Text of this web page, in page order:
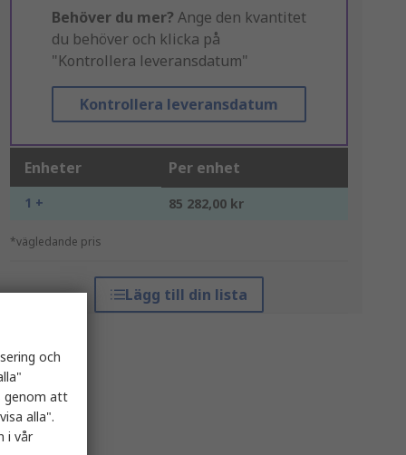
Behöver du mer? Ange den kvantitet
du behöver och klicka på
"Kontrollera leveransdatum"
Kontrollera leveransdatum
Enheter Per enhet
1 + 85 282,00 kr
*vägledande pris
Lägg till din lista
och
genom att
alla".
i vår